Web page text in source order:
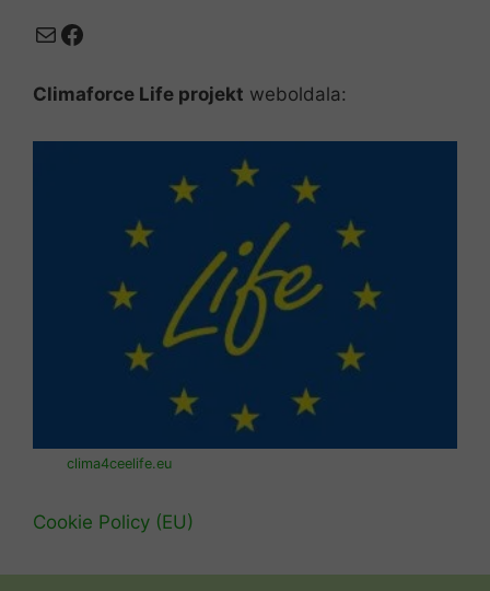
MailFacebook
Climaforce Life projekt weboldala:
clima4ceelife.eu
Cookie Policy (EU)